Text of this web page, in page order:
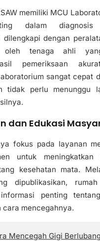
memiliki MCU
dalam diagnosis
dilengkapi dengan
oleh tenaga ahli
pemeriksaan
sangat cepat
tidak perlu menunggu
dan Edukasi
fokus pada layanan
untuk meningkatkan
kesehatan mata.
dipublikasikan,
informasi penting
cara mencegahnya.
Mencegah Gigi